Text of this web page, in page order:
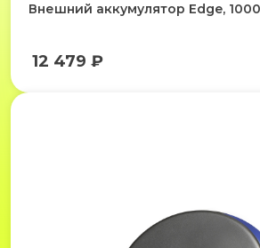
Внешний аккумулятор Edge,
12 479 ₽